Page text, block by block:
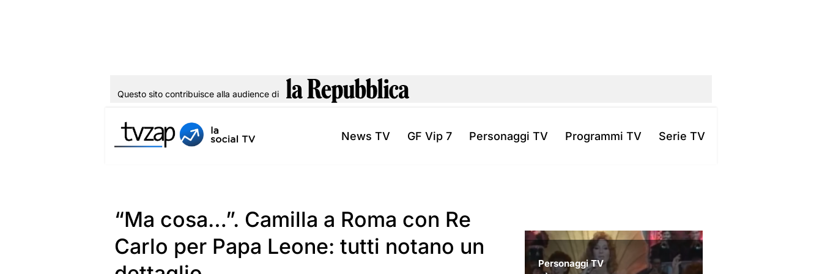
al
Questo sito contribuisce alla audience di
News TV GF Vip 7 Personaggi TV Programmi TV Serie TV
“Ma cosa…”. Camilla a Roma con Re
Carlo per Papa Leone: tutti notano un